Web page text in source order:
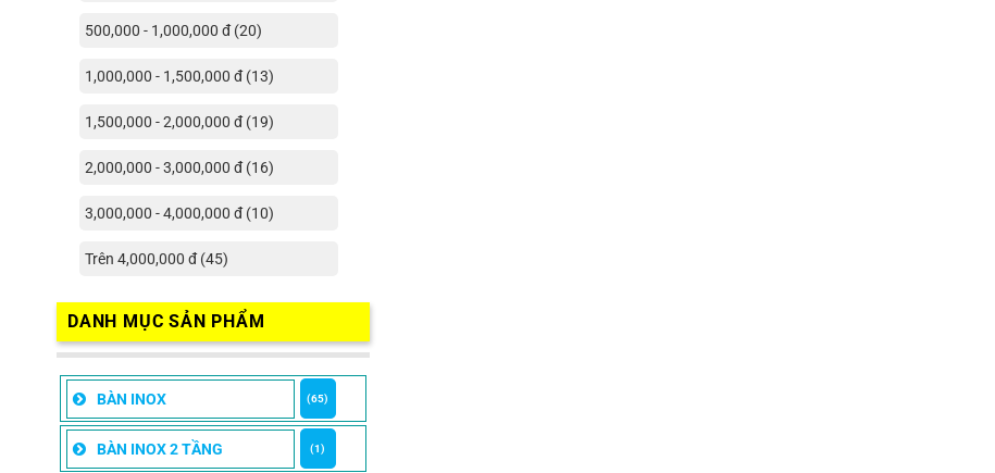
500,000 - 1,000,000 đ (20)
1,000,000 - 1,500,000 đ (13)
1,500,000 - 2,000,000 đ (19)
2,000,000 - 3,000,000 đ (16)
3,000,000 - 4,000,000 đ (10)
Trên 4,000,000 đ (45)
DANH MỤC SẢN PHẨM
BÀN INOX (65)
BÀN INOX 2 TẦNG (1)